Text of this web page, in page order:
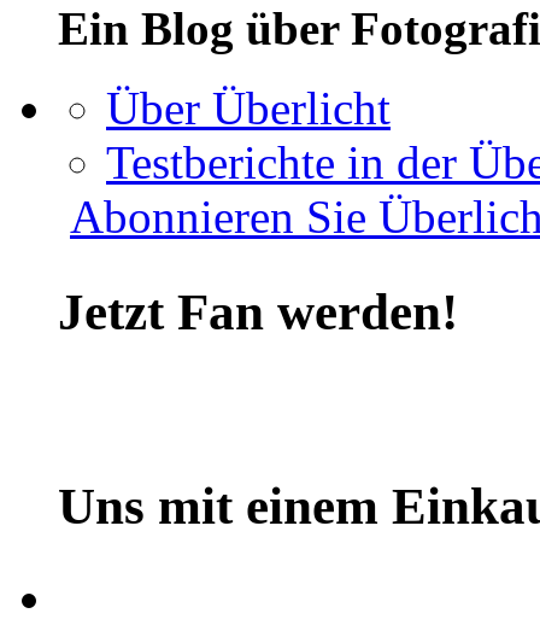
Ein Blog über
Über Überlicht
Testberichte in der
Abonnieren Sie
Jetzt Fan werden!
Uns mit einem